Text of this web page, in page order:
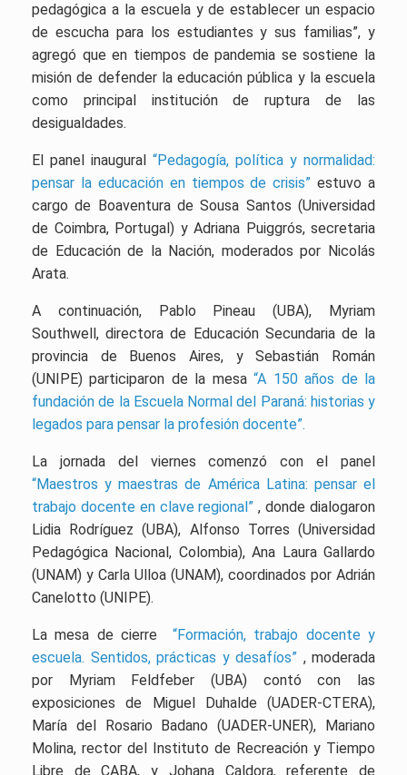
pedagógica a la escuela y de establecer un espacio
de escucha para los estudiantes y sus familias”, y
agregó que en tiempos de pandemia se sostiene la
misión de defender la educación pública y la escuela
como principal institución de ruptura de las
desigualdades.
El panel inaugural “Pedagogía, política y normalidad:
pensar la educación en tiempos de crisis” estuvo a
cargo de Boaventura de Sousa Santos (Universidad
de Coimbra, Portugal) y Adriana Puiggrós, secretaria
de Educación de la Nación, moderados por Nicolás
Arata.
A continuación, Pablo Pineau (UBA), Myriam
Southwell, directora de Educación Secundaria de la
provincia de Buenos Aires, y Sebastián Román
(UNIPE) participaron de la mesa“A 150 años de la
fundación de la Escuela Normal del Paraná: historias y
legados para pensar la profesión docente”.
La jornada del viernes comenzó con el panel
“Maestros y maestras de América Latina: pensar el
trabajo docente en clave regional” , donde dialogaron
Lidia Rodríguez (UBA), Alfonso Torres (Universidad
Pedagógica Nacional, Colombia), Ana Laura Gallardo
(UNAM) y Carla Ulloa (UNAM), coordinados por Adrián
Canelotto (UNIPE).
La mesa de cierre “Formación, trabajo docente y
escuela. Sentidos, prácticas y desafíos” , moderada
por Myriam Feldfeber (UBA) contó con las
exposiciones de Miguel Duhalde (UADER-CTERA),
María del Rosario Badano (UADER-UNER), Mariano
Molina, rector del Instituto de Recreación y Tiempo
Libre de CABA, y Johana Caldora, referente de